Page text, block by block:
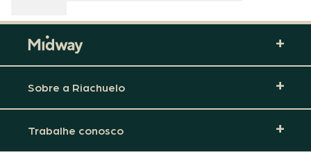
Sobre a Riachuelo
Trabalhe conosco